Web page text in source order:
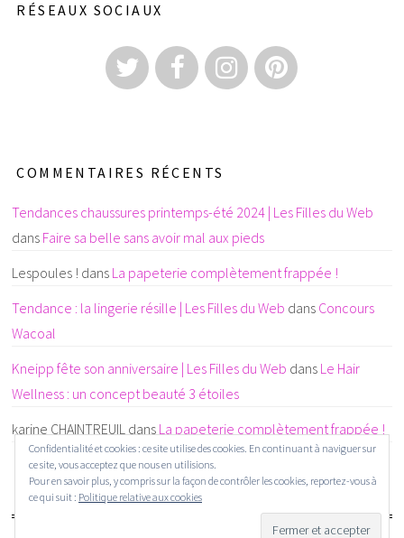
RÉSEAUX SOCIAUX
COMMENTAIRES RÉCENTS
Tendances chaussures printemps-été 2024 | Les Filles du Web
dans Faire sa belle sans avoir mal aux pieds
Lespoules ! dans La papeterie complètement frappée !
Tendance : la lingerie résille | Les Filles du Web dans Concours
Wacoal
Kneipp fête son anniversaire | Les Filles du Web dans Le Hair
Wellness : un concept beauté 3 étoiles
karine CHAINTREUIL dans La papeterie complètement frappée !
Confidentialité et cookies : ce site utilise des cookies. En continuant à naviguer sur
ce site, vous acceptez que nous en utilisions.
Pour en savoir plus, y compris sur la façon de contrôler les cookies, reportez-vous à
ce qui suit : Politique relative aux cookies